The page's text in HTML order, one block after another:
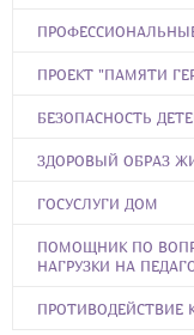
ПРОЕКТ "ПАМЯТИ
БЕЗОПАСНОСТЬ
ЗДОРОВЫЙ ОБРАЗ
ГОСУСЛУГИ ДОМ
ПОМОЩНИК ПО
НАГРУЗКИ НА
ПРОТИВОДЕЙСТВИЕ